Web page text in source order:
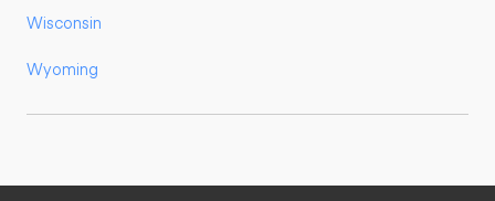
Wisconsin
Wyoming